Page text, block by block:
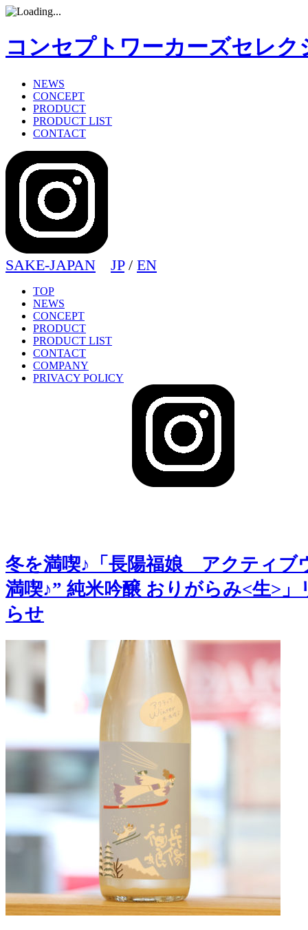
コンセプトワーカーズセレク
NEWS
CONCEPT
PRODUCT
PRODUCT LIST
CONTACT
SAKE-JAPAN JP/ EN
TOP
NEWS
CONCEPT
PRODUCT
PRODUCT LIST
CONTACT
COMPANY
PRIVACY POLICY
冬を満喫♪「長陽福娘 アクティブ
満喫♪” 純米吟醸 おりがらみ<生>
らせ